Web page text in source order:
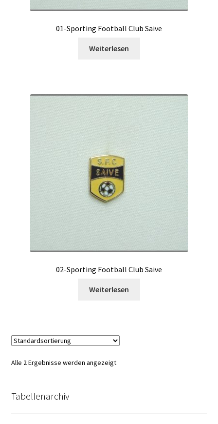
01-Sporting Football Club Saive
Weiterlesen
02-Sporting Football Club Saive
Weiterlesen
Alle 2 Ergebnisse werden angezeigt
Tabellenarchiv